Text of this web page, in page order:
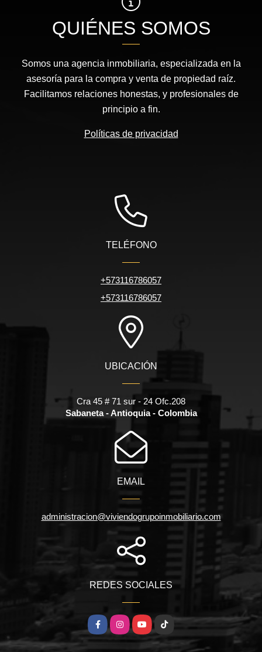
QUIÉNES SOMOS
Somos una agencia inmobiliaria, especializada en la
asesoría para la compra y venta de propiedad raíz.
Facilitamos relaciones honestas, y profesionales de
principio a fin.
Políticas de privacidad
TELÉFONO
+573116786057
+573116786057
UBICACIÓN
Cra 45 # 71 sur - 24 Ofc.208
Sabaneta - Antioquia - Colombia
EMAIL
administracion@viviendogrupoinmobiliario.com
REDES SOCIALES
FacebookInstagramYouTubeTikTok